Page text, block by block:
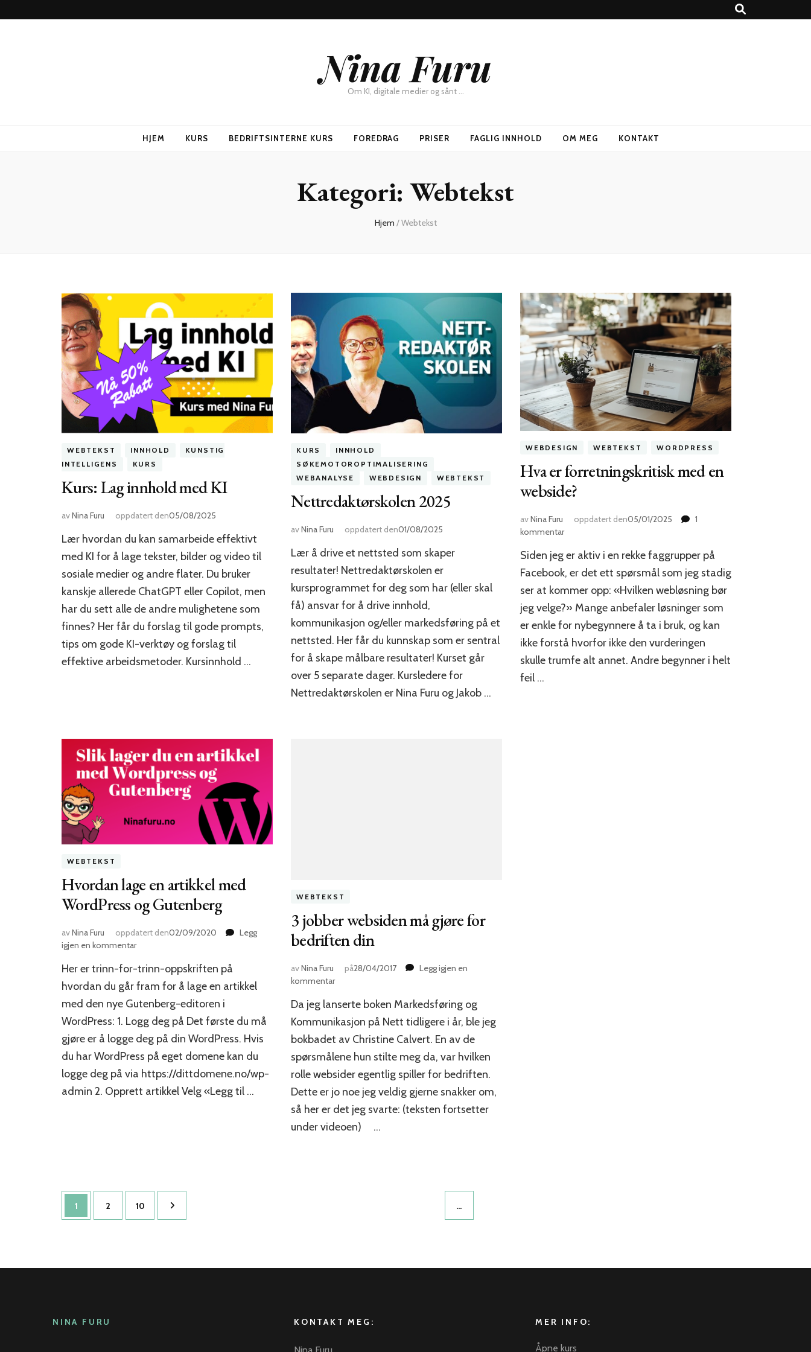
Nina Furu
Om KI, digitale medier og sånt …
HJEM KURS BEDRIFTSINTERNE KURS FOREDRAG PRISER FAGLIG INNHOLD OM MEG KONTAKT
Kategori: Webtekst
Hjem /Webtekst
WEBTEKST INNHOLD
KUNSTIG
INTELLIGENS
KURS
Kurs: Lag innhold med KI
avNina Furu oppdatert den05/08/2025
Lær hvordan du kan samarbeide effektivt
med KI for å lage tekster, bilder og video til
sosiale medier og andre flater. Du bruker
kanskje allerede ChatGPT eller Copilot, men
har du sett alle de andre mulighetene som
finnes? Her får du forslag til gode prompts,
tips om gode KI-verktøy og forslag til
effektive arbeidsmetoder. Kursinnhold …
KURS
INNHOLD
SØKEMOTOROPTIMALISERING
WEBANALYSE
WEBDESIGN WEBTEKST
Nettredaktørskolen 2025
avNina Furu oppdatert den01/08/2025
Lær å drive et nettsted som skaper
resultater! Nettredaktørskolen er
kursprogrammet for deg som har (eller skal
få) ansvar for å drive innhold,
kommunikasjon og/eller markedsføring på et
nettsted. Her får du kunnskap som er sentral
for å skape målbare resultater! Kurset går
over 5 separate dager. Kursledere for
Nettredaktørskolen er Nina Furu og Jakob …
WEBDESIGN WEBTEKST WORDPRESS
Hva er forretningskritisk med en
webside?
avNina Furu oppdatert den05/01/2025
1
kommentartil
er
forretningskritisk
en
webside?
Siden jeg er aktiv i en rekke faggrupper på
Facebook, er det ett spørsmål som jeg stadig
ser at kommer opp: «Hvilken webløsning bør
jeg velge?» Mange anbefaler løsninger som
er enkle for nybegynnere å ta i bruk, og kan
ikke forstå hvorfor ikke den vurderingen
skulle trumfe alt annet. Andre begynner i helt
feil …
WEBTEKST
Hvordan lage en artikkel med
WordPress og Gutenberg
avNina Furu oppdatert den02/09/2020
Legg
igjen en kommentartil
lage
en
med
WordPress
og
Gutenberg
Her er trinn-for-trinn-oppskriften på
hvordan du går fram for å lage en artikkel
med den nye Gutenberg-editoren i
WordPress: 1. Logg deg på Det første du må
gjøre er å logge deg på din WordPress. Hvis
du har WordPress på eget domene kan du
logge deg på via https://dittdomene.no/wp-
admin 2. Opprett artikkel Velg «Legg til …
WEBTEKST
3 jobber websiden må gjøre for
bedriften din
avNina Furu på28/04/2017
Legg igjen en
kommentartil
jobber
websiden
gjøre
for
bedriften
din
Da jeg lanserte boken Markedsføring og
Kommunikasjon på Nett tidligere i år, ble jeg
bokbadet av Christine Calvert. En av de
spørsmålene hun stilte meg da, var hvilken
rolle websider egentlig spiller for bedriften.
Dette er jo noe jeg veldig gjerne snakker om,
så her er det jeg svarte: (teksten fortsetter
under videoen) …
Sidepaginering
Side
1 Side
2 …
Side
10
NINA FURU KONTAKT MEG:
Nina Furu
MER INFO:
Åpne kurs